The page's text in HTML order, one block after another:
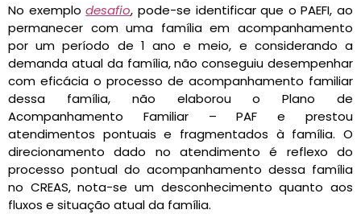
No exemplodesafio, pode-se identificar que o PAEFI, ao
permanecer com uma família em acompanhamento
por um período de 1 ano e meio, e considerando a
demanda atual da família, não conseguiu desempenhar
com eficácia o processo de acompanhamento familiar
dessa família, não elaborou o Plano de
Acompanhamento Familiar – PAF e prestou
atendimentos pontuais e fragmentados à família. O
direcionamento dado no atendimento é reflexo do
processo pontual do acompanhamento dessa família
no CREAS, nota-se um desconhecimento quanto aos
fluxos e situação atual da família.